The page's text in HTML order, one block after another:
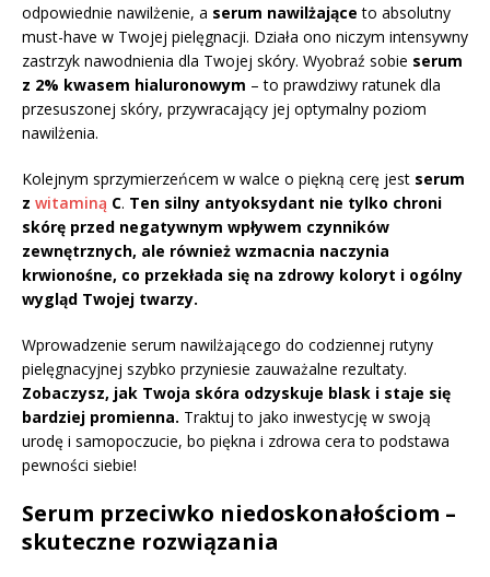
odpowiednie nawilżenie, a serum nawilżające to absolutny
must-have w Twojej pielęgnacji. Działa ono niczym intensywny
zastrzyk nawodnienia dla Twojej skóry. Wyobraź sobie serum
z 2% kwasem hialuronowym – to prawdziwy ratunek dla
przesuszonej skóry, przywracający jej optymalny poziom
nawilżenia.
Kolejnym sprzymierzeńcem w walce o piękną cerę jest serum
z witaminą C. Ten silny antyoksydant nie tylko chroni
skórę przed negatywnym wpływem czynników
zewnętrznych, ale również wzmacnia naczynia
krwionośne, co przekłada się na zdrowy koloryt i ogólny
wygląd Twojej twarzy.
Wprowadzenie serum nawilżającego do codziennej rutyny
pielęgnacyjnej szybko przyniesie zauważalne rezultaty.
Zobaczysz, jak Twoja skóra odzyskuje blask i staje się
bardziej promienna. Traktuj to jako inwestycję w swoją
urodę i samopoczucie, bo piękna i zdrowa cera to podstawa
pewności siebie!
Serum przeciwko niedoskonałościom –
skuteczne rozwiązania